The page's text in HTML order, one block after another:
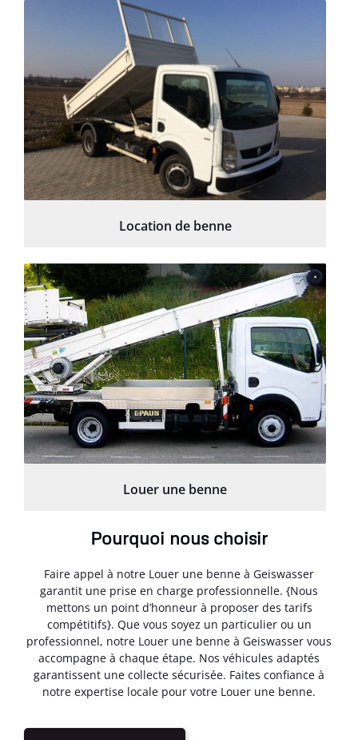
Location de benne
Louer une benne
Pourquoi nous choisir
Faire appel à notre Louer une benne à Geiswasser
garantit une prise en charge professionnelle. {Nous
mettons un point d’honneur à proposer des tarifs
compétitifs}. Que vous soyez un particulier ou un
professionnel, notre Louer une benne à Geiswasser vous
accompagne à chaque étape. Nos véhicules adaptés
garantissent une collecte sécurisée. Faites confiance à
notre expertise locale pour votre Louer une benne.